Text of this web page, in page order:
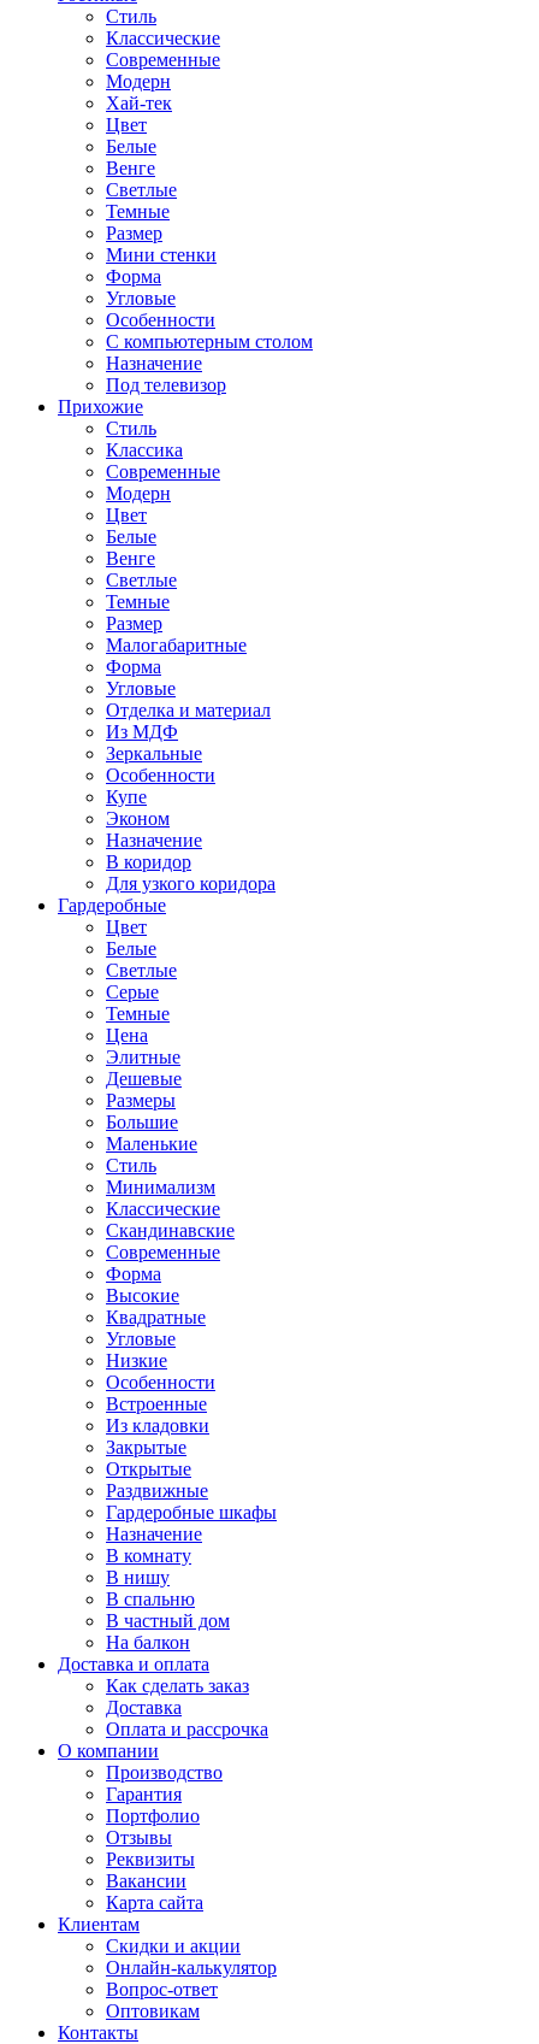
Стиль
Классические
Современные
Модерн
Хай-тек
Цвет
Белые
Венге
Светлые
Темные
Размер
Мини стенки
Форма
Угловые
Особенности
С компьютерным столом
Назначение
Под телевизор
Прихожие
Стиль
Классика
Современные
Модерн
Цвет
Белые
Венге
Светлые
Темные
Размер
Малогабаритные
Форма
Угловые
Отделка и материал
Из МДФ
Зеркальные
Особенности
Купе
Эконом
Назначение
В коридор
Для узкого коридора
Гардеробные
Цвет
Белые
Светлые
Серые
Темные
Цена
Элитные
Дешевые
Размеры
Большие
Маленькие
Стиль
Минимализм
Классические
Скандинавские
Современные
Форма
Высокие
Квадратные
Угловые
Низкие
Особенности
Встроенные
Из кладовки
Закрытые
Открытые
Раздвижные
Гардеробные шкафы
Назначение
В комнату
В нишу
В спальню
В частный дом
На балкон
Доставка и оплата
Как сделать заказ
Доставка
Оплата и рассрочка
О компании
Производство
Гарантия
Портфолио
Отзывы
Реквизиты
Вакансии
Карта сайта
Клиентам
Скидки и акции
Онлайн-калькулятор
Вопрос-ответ
Оптовикам
Контакты